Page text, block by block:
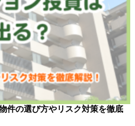
件の選び方やリスク対策を徹底